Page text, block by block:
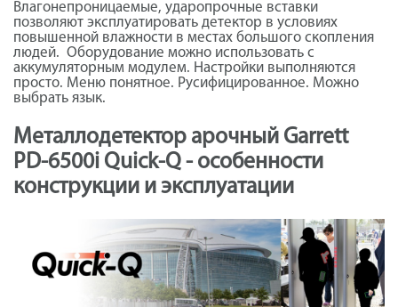
Влагонепроницаемые, ударопрочные вставки
позволяют эксплуатировать детектор в условиях
повышенной влажности в местах большого скопления
людей. Оборудование можно использовать с
аккумуляторным модулем. Настройки выполняются
просто. Меню понятное. Русифицированное. Можно
выбрать язык.
Металлодетектор арочный Garrett
PD-6500i Quick-Q - особенности
конструкции и эксплуатации